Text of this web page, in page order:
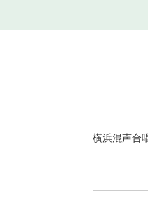
横浜混声合